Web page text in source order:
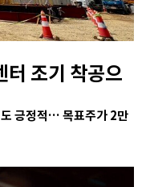
조기 착공으
긍정적… 목표주가 2만